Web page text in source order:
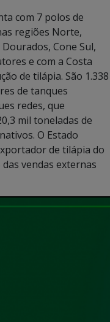
com 7 polos de
regiões Norte,
Cone Sul,
e com a Costa
de tilápia. São 1.338
de tanques
redes, que
mil toneladas de
O Estado
de tilápia do
vendas externas